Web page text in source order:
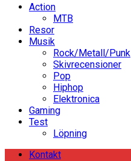
Action
MTB
Resor
Musik
Rock/Metall/Punk
Skivrecensioner
Pop
Hiphop
Elektronica
Gaming
Test
Löpning
Kontakt